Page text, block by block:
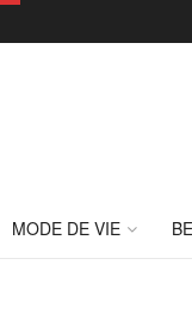
MODE DE VIE